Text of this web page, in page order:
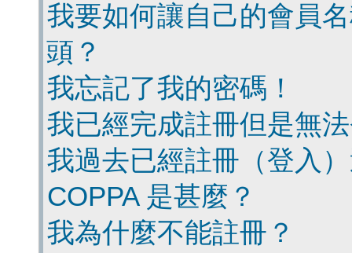
我要如何讓自己的會員
頭？
我忘記了我的密碼！
我已經完成註冊但是無
我過去已經註冊（登入
COPPA 是甚麼？
我為什麼不能註冊？